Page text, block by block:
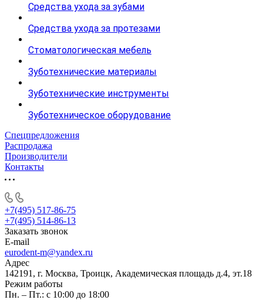
Средства ухода за зубами
Средства ухода за протезами
Стоматологическая мебель
Зуботехнические материалы
Зуботехнические инструменты
Зуботехническое оборудование
Спецпредложения
Распродажа
Производители
Контакты
+7(495) 517-86-75
+7(495) 514-86-13
Заказать звонок
E-mail
eurodent-m@yandex.ru
Адрес
142191, г. Москва, Троицк, Академическая площадь д.4, эт.18
Режим работы
Пн. – Пт.: с 10:00 до 18:00